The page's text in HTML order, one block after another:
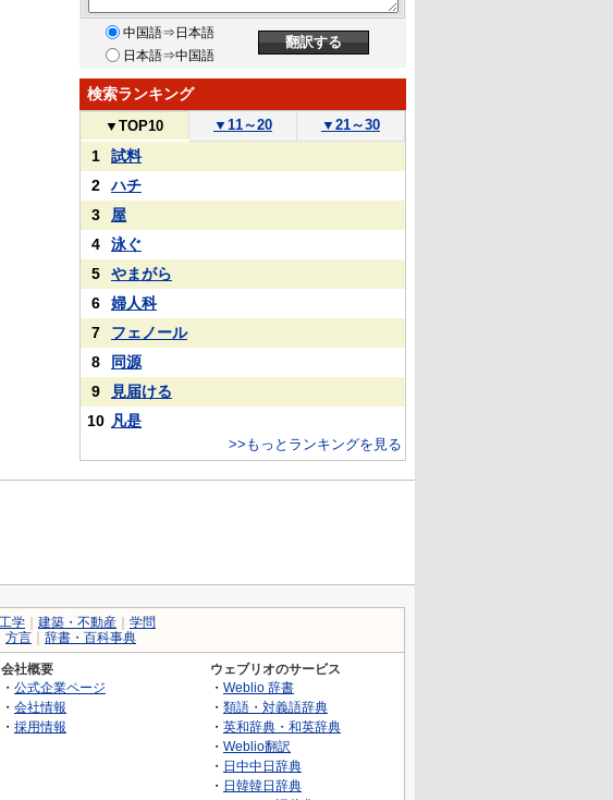
中国語⇒日本語
日本語⇒中国語
検索ランキング
▼ TOP10 ▼ 11～20 ▼ 21～30
1
試料
2
ハチ
3
屋
4
泳ぐ
5
やまがら
6
婦人科
7
フェノール
8
同源
9
見届ける
10 凡是
>>もっとランキングを見る
工学 建築・不動産
学問
方言 辞書・百科事典
会社概要
・ 公式企業ページ
・ 会社情報
・ 採用情報
ウェブリオのサービス
・ Weblio 辞書
・ 類語・対義語辞典
・ 英和辞典・和英辞典
・ Weblio翻訳
・ 日中中日辞典
・ 日韓韓日辞典